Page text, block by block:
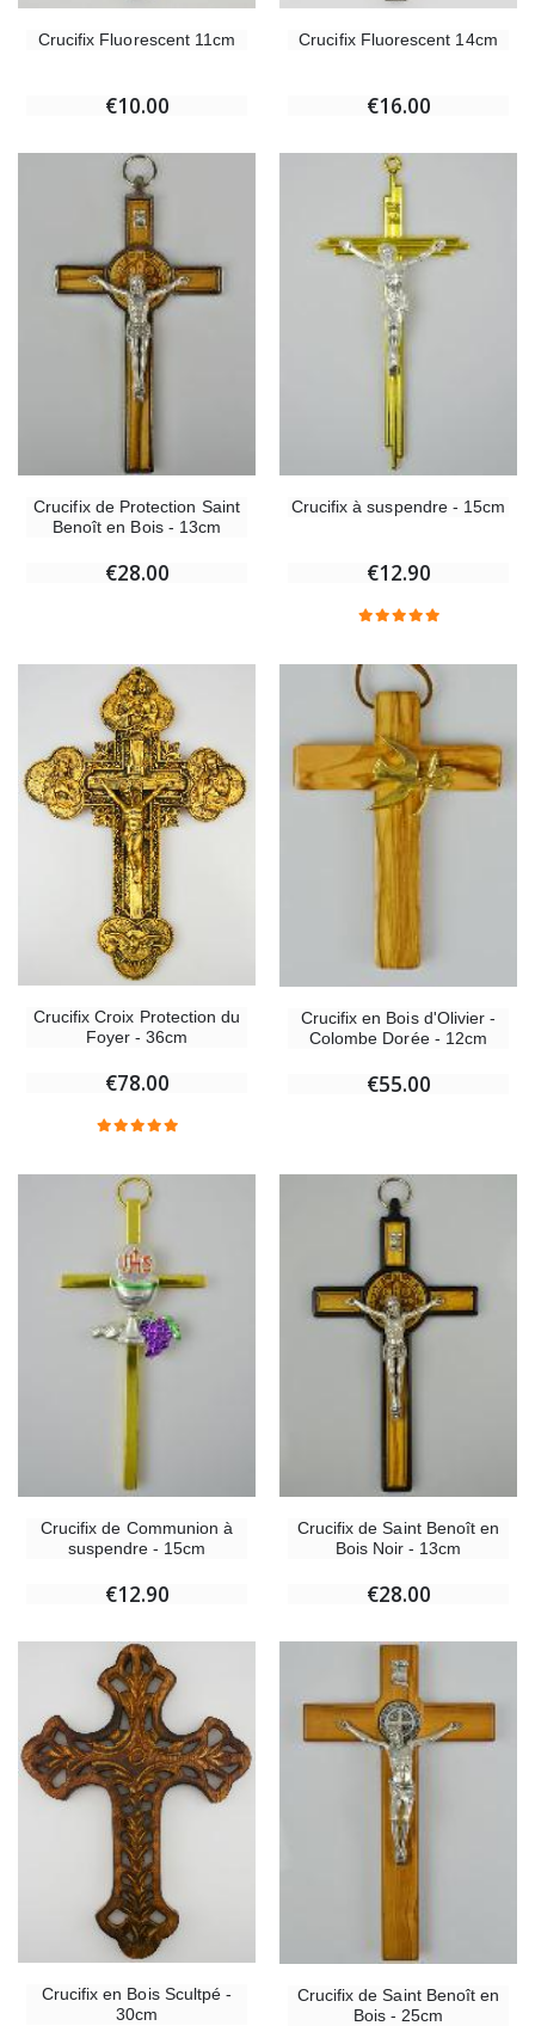
Crucifix Fluorescent 11cm
€10.00
Crucifix Fluorescent 14cm
€16.00
Crucifix de Protection Saint
Benoît en Bois - 13cm
€28.00
Crucifix à suspendre - 15cm
€12.90
Crucifix Croix Protection du
Foyer - 36cm
€78.00
Crucifix en Bois d'Olivier -
Colombe Dorée - 12cm
€55.00
Crucifix de Communion à
suspendre - 15cm
€12.90
Crucifix de Saint Benoît en
Bois Noir - 13cm
€28.00
Crucifix en Bois Scultpé -
30cm
Crucifix de Saint Benoît en
Bois - 25cm